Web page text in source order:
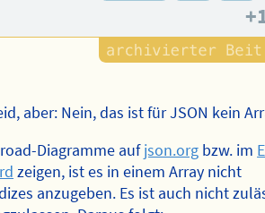
aber: Nein, das ist für JSON kein
Diagramme aufjson.org bzw. im
zeigen, ist es in einem Array nicht
anzugeben. Es ist auch nicht